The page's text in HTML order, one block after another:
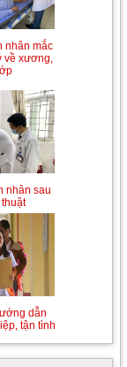
nhân mắc
về xương,
nhân sau
dẫn
tận tình